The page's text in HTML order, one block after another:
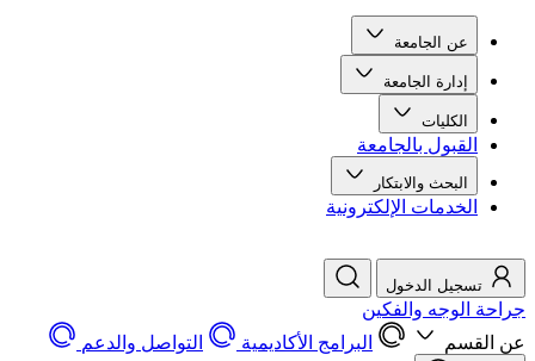
عن الجامعة
إدارة الجامعة
الكليات
القبول بالجامعة
البحث والابتكار
الخدمات الإلكترونية
تسجيل الدخول
جراحة الوجه والفكين
عن القسم
البرامج الأكاديمية التواصل والدعم